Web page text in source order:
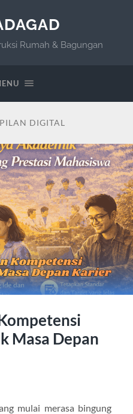
Rumah & Bagungan
DIGITAL
Masa Depan
mulai merasa bingung